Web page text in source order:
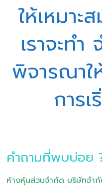
ให้เหมา
เราจะทำ
พิจารณาใ
การ
คำถามที่พบบ่อย
ห้างหุ้นส่วนจำกัด บริษัทจำ